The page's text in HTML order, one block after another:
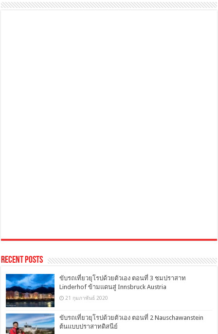
Recent Posts
ขับรถเที่ยวยุโรปด้วยตัวเอง ตอนที่ 3 ชมปราสาท
Linderhof ข้ามแดนสู่ Innsbruck Austria
21 กุมภาพันธ์ 2020
ขับรถเที่ยวยุโรปด้วยตัวเอง ตอนที่ 2 Nauschawanstein
ต้นแบบปราสาทดิสนีย์